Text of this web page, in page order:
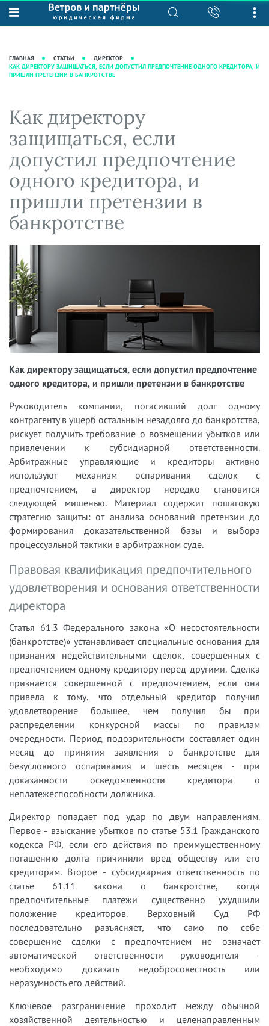
О нас
Рекомендации
Преимущества юридической
фирмы
Кейсы
Вакансии
Юридические услуги
Интеллектуальная собственность
Налоговая практика
Сопровождение бизнеса
Ведение уголовных дел
Защита активов
Ведение дел о банкротстве
База знаний
практики"
Аудиоподкасты
Видеоподкасты
Справочная
Вопросы-ответы
Вебинары и семинары
Прямые эфиры
ГЛАВНАЯ СТАТЬИ
ДИРЕКТОР
КАК ДИРЕКТОРУ ЗАЩИЩАТЬСЯ, ЕСЛИ ДОПУСТИЛ ПРЕДПОЧТЕНИЕ ОДНОГО КРЕДИТОРА, И
ПРИШЛИ ПРЕТЕНЗИИ В БАНКРОТСТВЕ
Как директору
защищаться, если
допустил предпочтение
одного кредитора, и
пришли претензии в
банкротстве
Как директору защищаться, если допустил предпочтение
одного кредитора, и пришли претензии в банкротстве
Руководитель компании, погасивший долг одному
контрагенту в ущерб остальным незадолго до банкротства,
рискует получить требование о возмещении убытков или
привлечении к субсидиарной ответственности.
Арбитражные управляющие и кредиторы активно
используют механизм оспаривания сделок с
предпочтением, а директор нередко становится
следующей мишенью. Материал содержит пошаговую
стратегию защиты: от анализа оснований претензии до
формирования доказательственной базы и выбора
процессуальной тактики в арбитражном суде.
Правовая квалификация предпочтительного
удовлетворения и основания ответственности
директора
Статья 61.3 Федерального закона «О несостоятельности
(банкротстве)» устанавливает специальные основания для
признания недействительными сделок, совершенных с
предпочтением одному кредитору перед другими. Сделка
признается совершенной с предпочтением, если она
привела к тому, что отдельный кредитор получил
удовлетворение большее, чем получил бы при
распределении конкурсной массы по правилам
очередности. Период подозрительности составляет один
месяц до принятия заявления о банкротстве для
безусловного оспаривания и шесть месяцев - при
доказанности осведомленности кредитора о
неплатежеспособности должника.
Директор попадает под удар по двум направлениям.
Первое - взыскание убытков по статье 53.1 Гражданского
кодекса РФ, если его действия по преимущественному
погашению долга причинили вред обществу или его
кредиторам. Второе - субсидиарная ответственность по
статье 61.11 закона о банкротстве, когда
предпочтительные платежи существенно ухудшили
положение кредиторов. Верховный Суд РФ
последовательно разъясняет, что само по себе
совершение сделки с предпочтением не означает
автоматической ответственности руководителя -
необходимо доказать недобросовестность или
неразумность его действий.
Ключевое разграничение проходит между обычной
хозяйственной деятельностью и целенаправленным